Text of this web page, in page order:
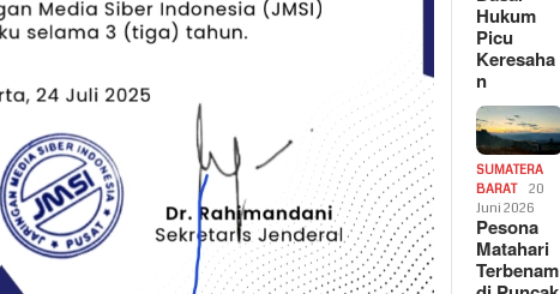
Hukum
Picu
Keresaha
n
SUMATERA
BARAT
20
Juni 2026
Pesona
Matahari
Terbenam